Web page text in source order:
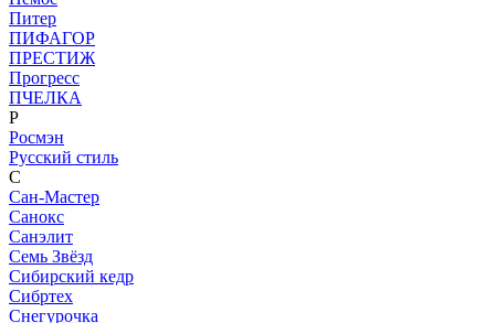
Питер
ПИФАГОР
ПРЕСТИЖ
Прогресс
ПЧЕЛКА
Р
Росмэн
Русский стиль
С
Сан-Мастер
Санокс
Санэлит
Семь Звёзд
Сибирский кедр
Сибртех
Снегурочка